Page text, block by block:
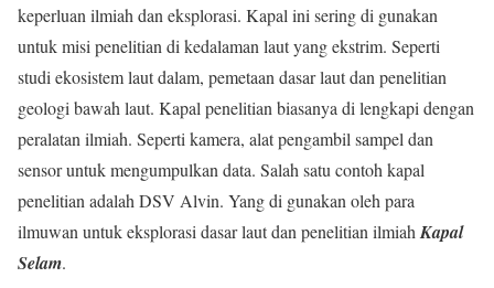
keperluan ilmiah dan eksplorasi. Kapal ini sering di gunakan
untuk misi penelitian di kedalaman laut yang ekstrim. Seperti
studi ekosistem laut dalam, pemetaan dasar laut dan penelitian
geologi bawah laut. Kapal penelitian biasanya di lengkapi dengan
peralatan ilmiah. Seperti kamera, alat pengambil sampel dan
sensor untuk mengumpulkan data. Salah satu contoh kapal
penelitian adalah DSV Alvin. Yang di gunakan oleh para
ilmuwan untuk eksplorasi dasar laut dan penelitian ilmiah Kapal
Selam.